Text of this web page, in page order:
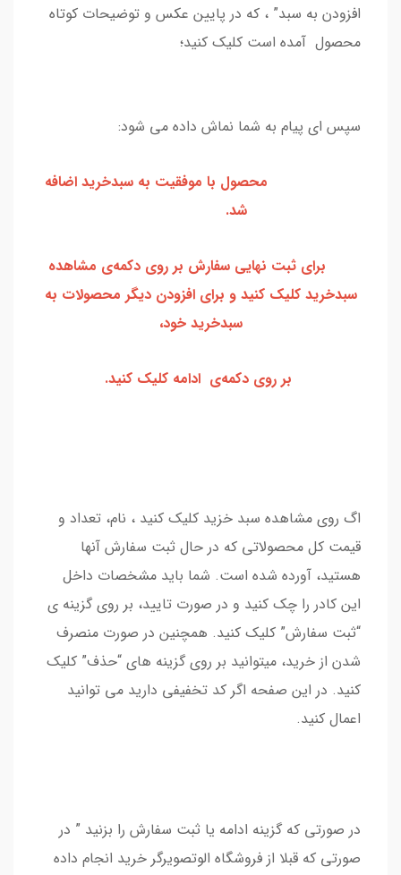
افزودن به سبد” ، که در پایین عکس و توضیحات کوتاه
محصول آمده است کلیک کنید؛
سپس ای پیام به شما نماش داده می شود:
محصول با موفقیت به سبدخرید اضافه
شد.
برای ثبت نهایی سفارش بر روی دکمه‌ی مشاهده
سبدخرید کلیک کنید و برای افزودن دیگر محصولات به
سبدخرید خود،
بر روی دکمه‌ی ادامه کلیک کنید.
اگ روی مشاهده سبد خزید کلیک کنید ، نام، تعداد و
قیمت کل محصولاتی که در حال ثبت سفارش آنها
هستید، آورده شده است. شما باید مشخصات داخل
این کادر را چک کنید و در صورت تایید، بر روی گزینه ی
“ثبت سفارش” کلیک کنید. همچنین در صورت منصرف
شدن از خرید، میتوانید بر روی گزینه های “حذف” کلیک
کنید. در این صفحه اگر کد تخفیفی دارید می توانید
اعمال کنید.
در صورتی که گزینه ادامه یا ثبت سفارش را بزنید ” در
صورتی که قبلا از فروشگاه الوتصویرگر خرید انجام داده